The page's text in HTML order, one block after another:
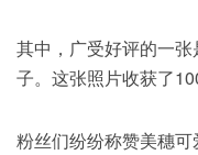
其中，广受好评的一
子。这张照片收获了
粉丝们纷纷称赞美穗